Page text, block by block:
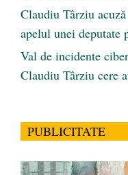
Claudiu Târziu
apelul unei
Val de incidente
Claudiu Târziu cere
PUBLICITATE